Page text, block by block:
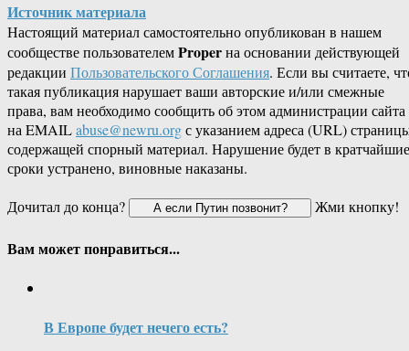
Источник материала
Настоящий материал самостоятельно опубликован в нашем
сообществе пользователемProperна основании действующей
редакции Пользовательского Соглашения. Если вы считаете,
такая публикация нарушает ваши авторские и/или смежные
права, вам необходимо сообщить об этом администрации сайта
на EMAILabuse@newru.orgс указанием адреса (URL)
содержащей спорный материал. Нарушение будет в кратчайшие
сроки устранено, виновные наказаны.
Дочитал до конца?
Жми кнопку!
Вам может понравиться...
В Европе будет нечего есть?